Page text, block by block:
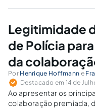
legislador confira ao
seu entendimento, essa
Legitimidade
de Polícia
da
Por Henrique Hoffmann e
Destacado em 14 de
Ao apresentar os
colaboração premiada,